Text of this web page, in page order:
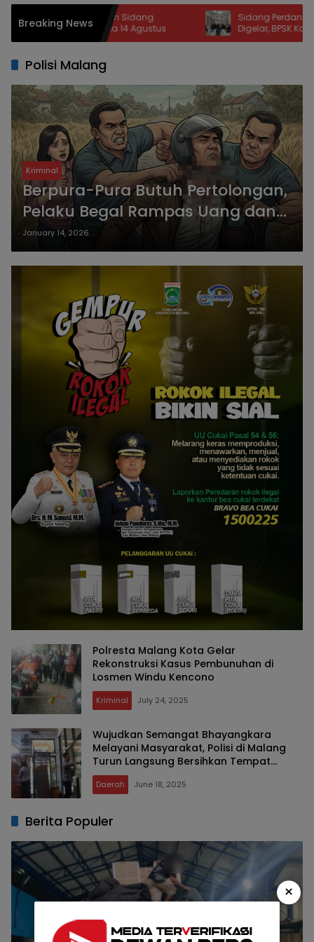
Breaking News
Tuan Rumah Sidang
DPD pada 14 Agustus
Sidang Perdana Sengketa
Digelar, BPSK Kota Malang
Perkara Kriswanto vs Toko
Polisi Malang
Kriminal
Berpura-Pura Butuh Pertolongan,
Pelaku Begal Rampas Uang dan
HP Korban
January 14, 2026
Polresta Malang Kota Gelar
Rekonstruksi Kasus Pembunuhan di
Losmen Windu Kencono
Kriminal July 24, 2025
Wujudkan Semangat Bhayangkara
Melayani Masyarakat, Polisi di Malang
Turun Langsung Bersihkan Tempat
Ibadah
Daerah June 18, 2025
Berita Populer
×